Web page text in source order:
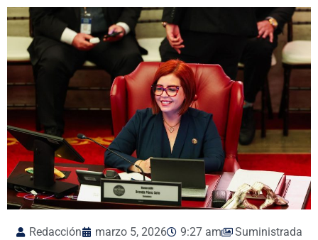
Redacción marzo 5, 2026 9:27 am Suministrada